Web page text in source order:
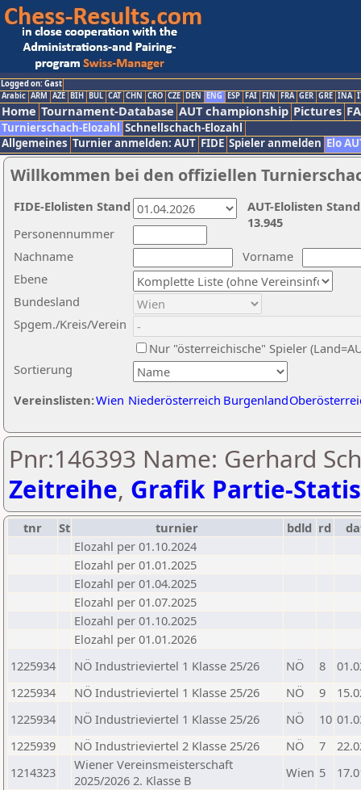
Logged on: Gast
Arabic ARM AZE BIH BUL CAT CHN CRO CZE DEN ENG ESP FAI FIN FRA GER GRE INA
Home Tournament-Database AUT championship Pictures
Turnierschach-Elozahl Schnellschach-Elozahl
Allgemeines Turnier anmelden: AUT FIDE Spieler anmelden Elo
Willkommen bei den offiziellen
Nachname
Vorname
Ebene
Sortierung
Personennummer
Bundesland
Spgem./Kreis/Verein
Nur "österreichische" Spieler
Vereinslisten:Wien Niederösterreich Burgenland
AUT-Elolisten
13.945
FIDE-Elolisten Stand
Pnr:146393 Name: Gerhard
Zeitreihe, Grafik Partie-
tnr St turnier bdld rd
Elozahl per 01.10.2024
Elozahl per 01.01.2025
Elozahl per 01.04.2025
Elozahl per 01.07.2025
Elozahl per 01.10.2025
Elozahl per 01.01.2026
1225934
NÖ Industrieviertel 1 Klasse 25/26 NÖ 8
1225934
NÖ Industrieviertel 1 Klasse 25/26 NÖ 9
1225934
NÖ Industrieviertel 1 Klasse 25/26 NÖ 10
1225939
NÖ Industrieviertel 2 Klasse 25/26 NÖ 7
1214323
Wiener Vereinsmeisterschaft
2025/2026 2. Klasse B
Wien 5